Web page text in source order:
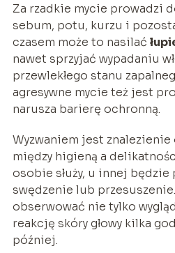
Za rzadkie mycie prowadzi
sebum, potu, kurzu i
czasem może to nasilać
nawet sprzyjać wypadaniu
przewlekłego stanu
agresywne mycie też jest
narusza barierę ochronną.
Wyzwaniem jest
między higieną a
osobie służy, u innej
swędzenie lub
obserwować nie tylko
reakcję skóry głowy kilka
później.